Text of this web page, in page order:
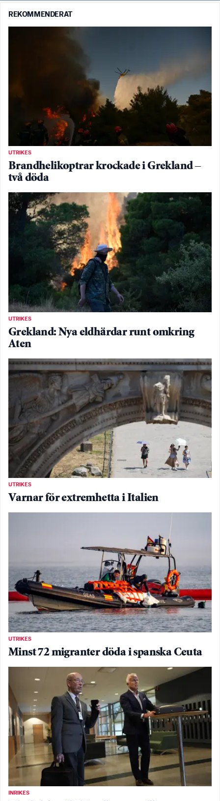
REKOMMENDERAT
UTRIKES
Brandhelikoptrar krockade i Grekland –
två döda
UTRIKES
Grekland: Nya eldhärdar runt omkring
Aten
UTRIKES
Varnar för extremhetta i Italien
UTRIKES
Minst 72 migranter döda i spanska Ceuta
INRIKES